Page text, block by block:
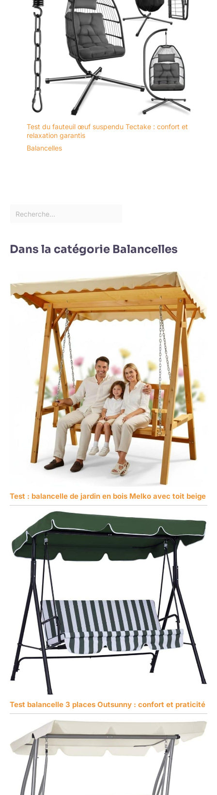
Test du fauteuil œuf suspendu Tectake : confort et
relaxation garantis
Balancelles
Dans la catégorie Balancelles
Test : balancelle de jardin en bois Melko avec toit beige
Test balancelle 3 places Outsunny : confort et praticité